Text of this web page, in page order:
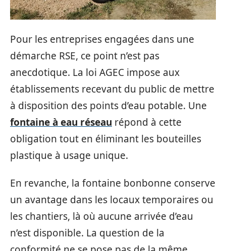
Pour les entreprises engagées dans une
démarche RSE, ce point n’est pas
anecdotique. La loi AGEC impose aux
établissements recevant du public de mettre
à disposition des points d’eau potable. Une
fontaine à eau réseau répond à cette
obligation tout en éliminant les bouteilles
plastique à usage unique.
En revanche, la fontaine bonbonne conserve
un avantage dans les locaux temporaires ou
les chantiers, là où aucune arrivée d’eau
n’est disponible. La question de la